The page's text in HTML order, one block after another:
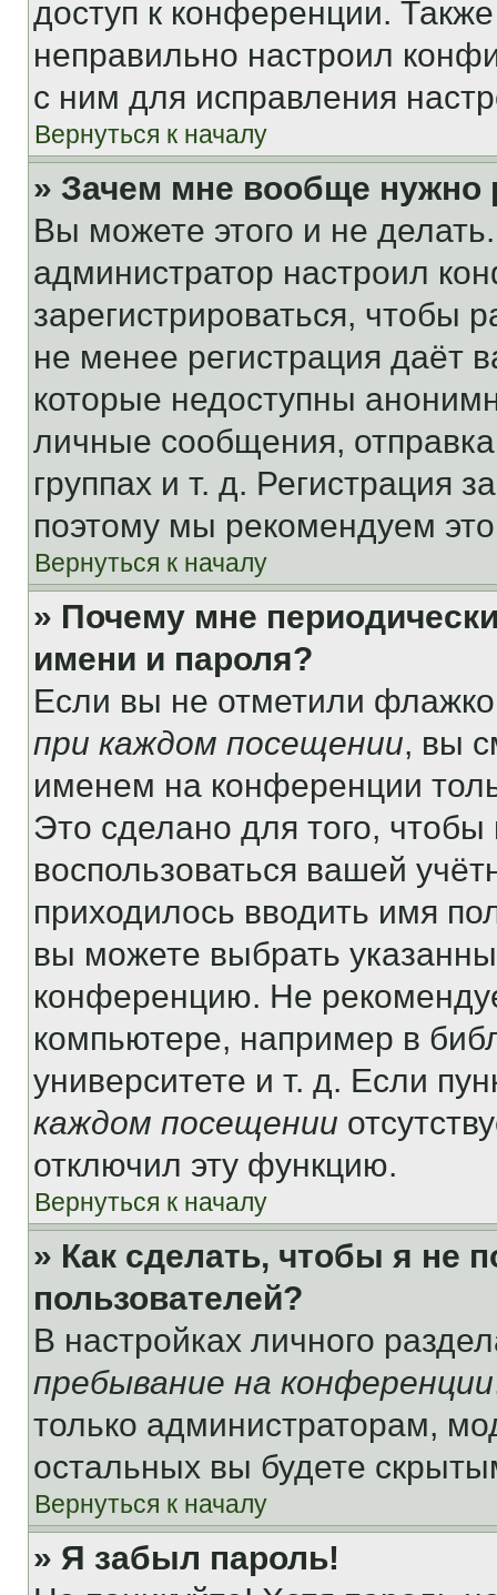
доступ к конференции.
неправильно настроил
с ним для исправления
Вернуться к началу
» Зачем мне вообще нужно
Вы можете этого и не
администратор настроил
зарегистрироваться, чтобы
не менее регистрация даёт
которые недоступны
личные сообщения,
группах и т. д. Регистрация
поэтому мы рекомендуем
Вернуться к началу
» Почему мне
имени и пароля?
Если вы не отметили
при каждом посещении, вы
именем на конференции
Это сделано для того, чтобы
воспользоваться вашей
приходилось вводить имя
вы можете выбрать
конференцию. Не
компьютере, например в
университете и т. д. Если
каждом посещении
отключил эту функцию.
Вернуться к началу
» Как сделать, чтобы я не
пользователей?
В настройках личного
пребывание на конференции
только администраторам,
остальных вы будете
Вернуться к началу
» Я забыл пароль!